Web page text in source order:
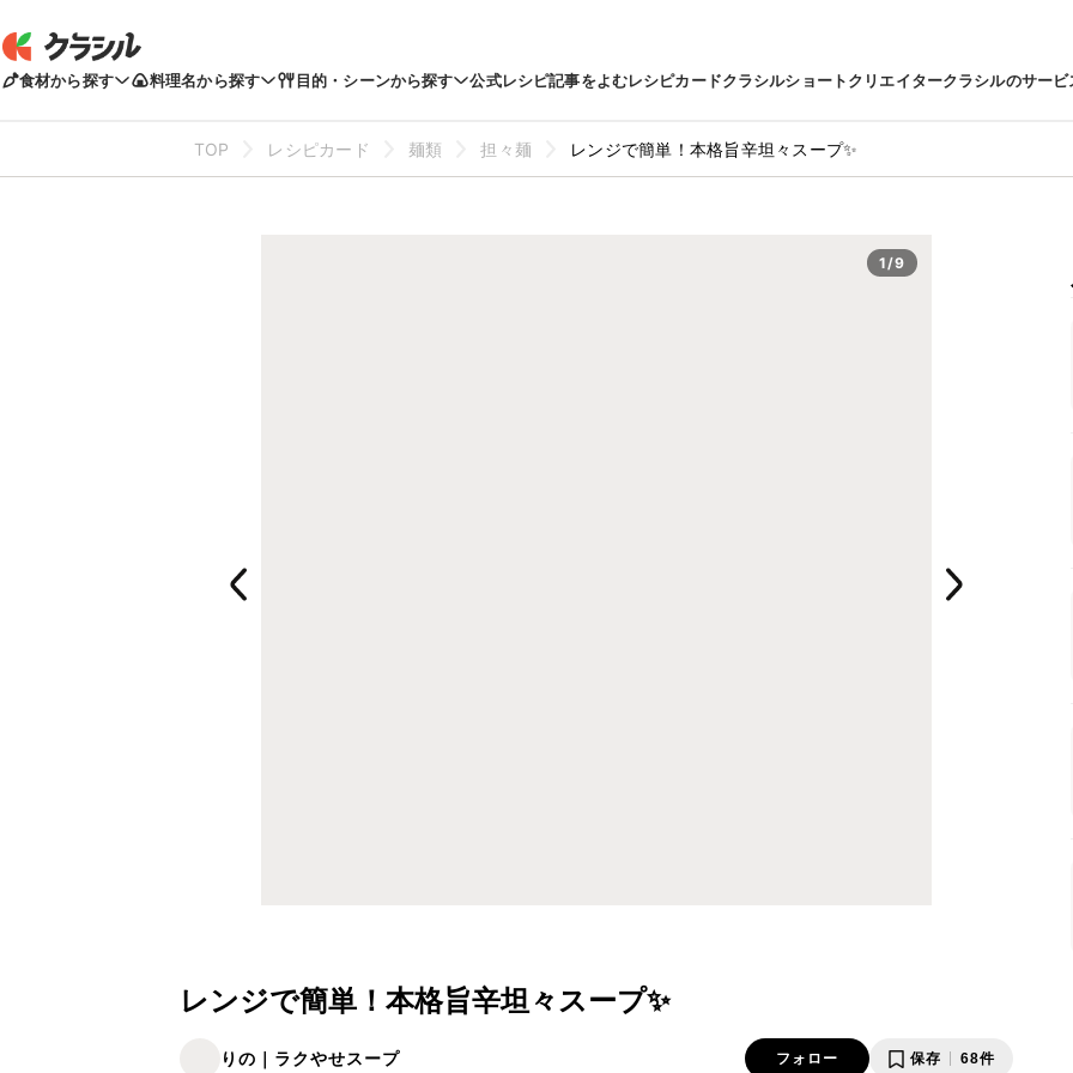
食材から探す 料理名から探す 目的・シーンから探す 公式レシピ記事をよむレシピカードクラシルショートクリエイタークラシルのサービ
TOP レシピカード 麺類 担々麺 レンジで簡単！本格旨辛坦々スープ✨
1/9
レンジで簡単！本格旨辛坦々スープ✨
りの｜ラクやせスープ フォロー 保存 68件